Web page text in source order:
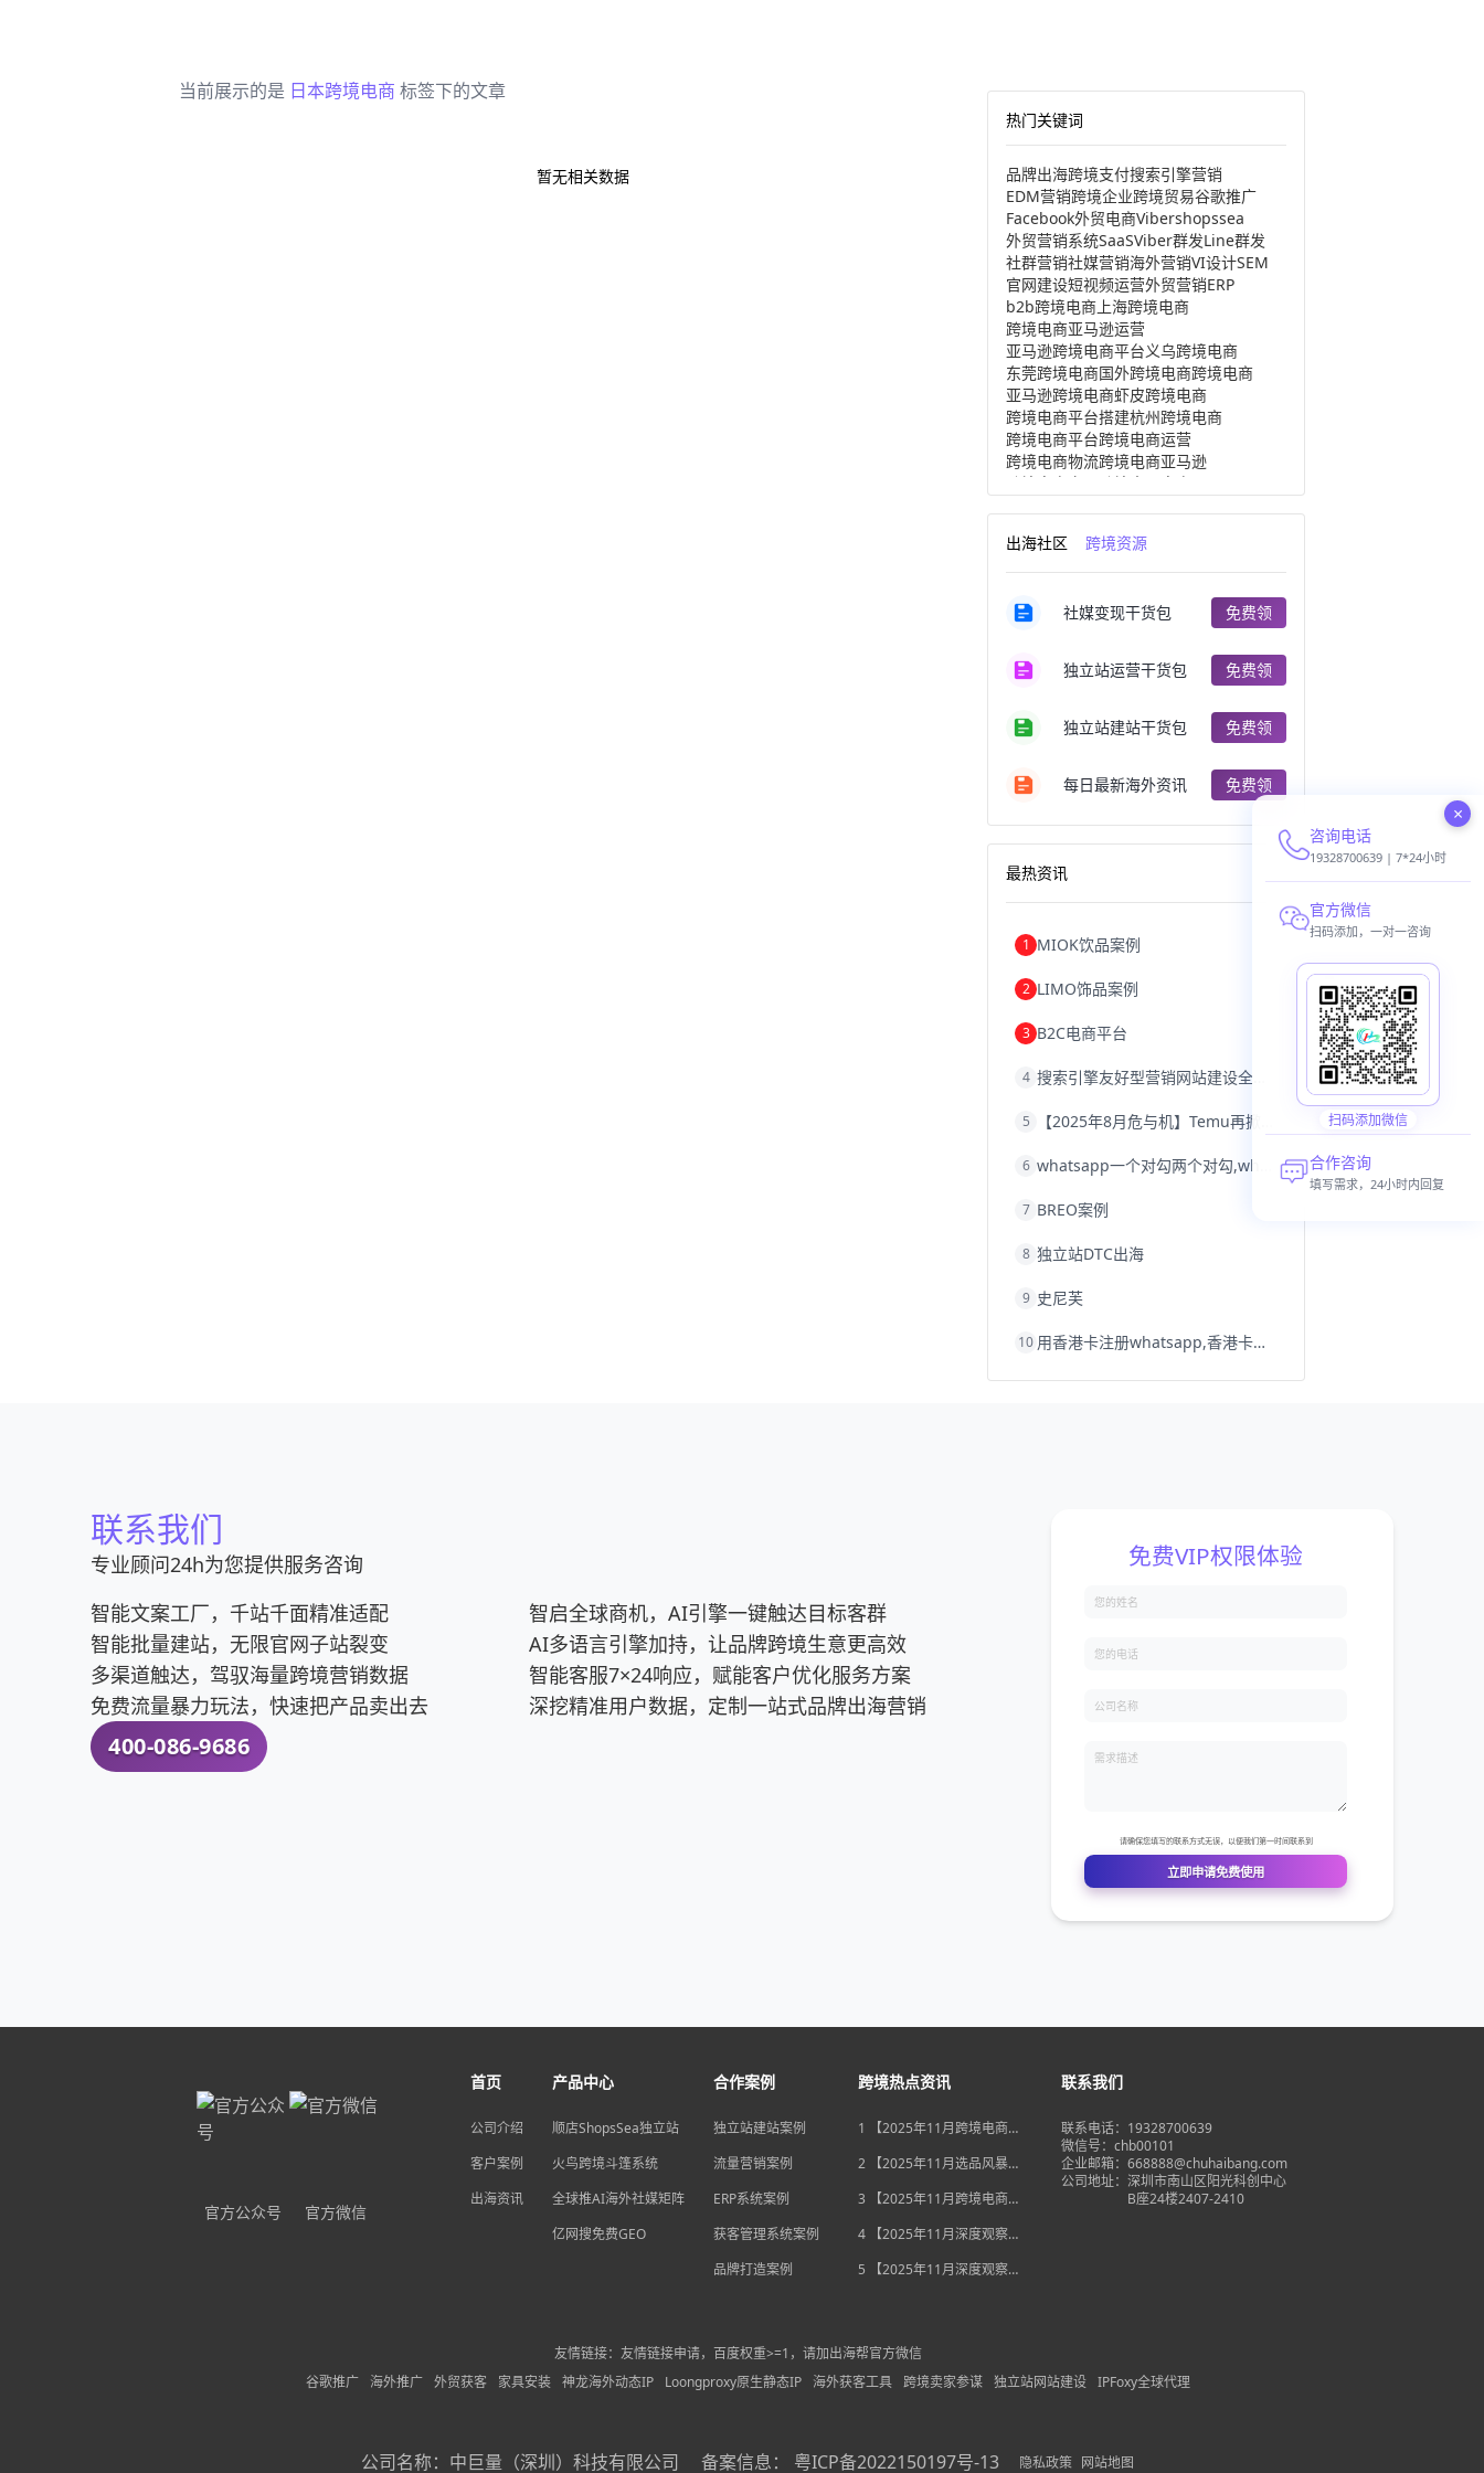
当前展示的是 日本跨境电商 标签下的文章
暂无相关数据
热门关键词
品牌出海跨境支付搜索引擎营销
EDM营销跨境企业跨境贸易谷歌推广
Facebook外贸电商Vibershopssea
外贸营销系统SaaSViber群发Line群发
社群营销社媒营销海外营销VI设计SEM
官网建设短视频运营外贸营销ERP
b2b跨境电商 上海跨境电商
跨境电商亚马逊运营
亚马逊跨境电商平台义乌跨境电商
东莞跨境电商国外跨境电商跨境电商
亚马逊跨境电商虾皮跨境电商
跨境电商平台搭建杭州跨境电商
跨境电商平台跨境电商运营
跨境电商物流跨境电商亚马逊
跨境电商产品
跨境出口电商
跨境电商分析进口跨境电商
跨境电商服务广州跨境电商
跨境电商注册跨境电商开店
跨境电商商品个人跨境电商
跨境电商案例国内跨境电商
郑州跨境电商跨境电商趋势
阿里跨境电商
跨境电商费用美国跨境电商
跨境电商教程
独立站跨境电商跨境电商独立站
跨境电商erp西安跨境电商
沈阳跨境电商跨境电商服务平台
跨境电商网店跨境电商物流模式
跨境电商结算浙江跨境电商
跨境电商优势跨境电商的优势seo运营
whatsapp群发
出海社区 跨境资源
社媒变现干货包 免费领
独立站运营干货包 免费领
独立站建站干货包 免费领
每日最新海外资讯 免费领
最热资讯
1 MIOK饮品案例
2 LIMO饰品案例
3 B2C电商平台
4
5
6
7 BREO案例
8 独立站DTC出海
9 史尼芙
10 用香港卡注册whatsapp,香港卡不能注册whatsapp
联系我们
专业顾问24h为您提供服务咨询
智能文案工厂，千站千面精准适配
智能批量建站，无限官网子站裂变
多渠道触达，驾驭海量跨境营销数据
免费流量暴力玩法，快速把产品卖出去
400-086-9686
智启全球商机，AI引擎一键触达目标客群
AI多语言引擎加持，让品牌跨境生意更高效
智能客服7×24响应，赋能客户优化服务方案
深挖精准用户数据，定制一站式品牌出海营销
官方公众号 官方微信
首页
公司介绍
客户案例
出海资讯
产品中心
顺店ShopsSea独立站
火鸟跨境斗篷系统
全球推AI海外社媒矩阵
亿网搜免费GEO
合作案例
独立站建站案例
流量营销案例
ERP系统案例
获客管理系统案例
品牌打造案例
跨境热点资讯
1 【2025年11月跨境电商大
独立站流量自主权如何突
2 【2025年11月选品风暴】
后，跨境电商如何抢占数字
3 【2025年11月跨境电商新
宽，独立站卖家如何借势突
4 【2025年11月深度观察】
后，跨境电商如何用“自主流
5 【2025年11月深度观察】
联系我们
联系电话：19328700639
微信号：chb00101
企业邮箱：668888@chuhaibang.com
公司地址： 深圳市南山区阳光科创中心
B座24楼2407-2410
友情链接：友情链接申请，百度权重>=1，请加出海帮官方微信
谷歌推广
海外推广 外贸获客 家具安装 神龙海外动态IP Loongproxy原生静态IP 海外获客工具 跨境卖家参谋 独立站网站建设 IPFoxy全球代理
公司名称： 中巨量（深圳）科技有限公司 备案信息： 粤ICP备2022150197号-13 隐私政策 网站地图
×
咨询电话
19328700639 | 7*24小时
官方微信
扫码添加，一对一咨询
扫码添加微信
合作咨询
填写需求，24小时内回复